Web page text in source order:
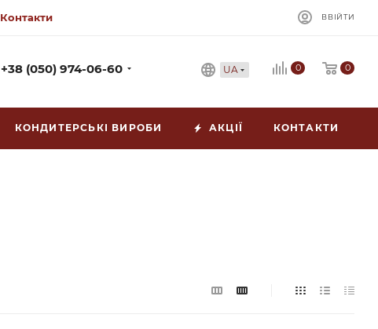
Контакти ВВІЙТИ
+38 (050) 974-06-60 UA 0 0
КОНДИТЕРСЬКІ ВИРОБИ АКЦІЇ КОНТАКТИ